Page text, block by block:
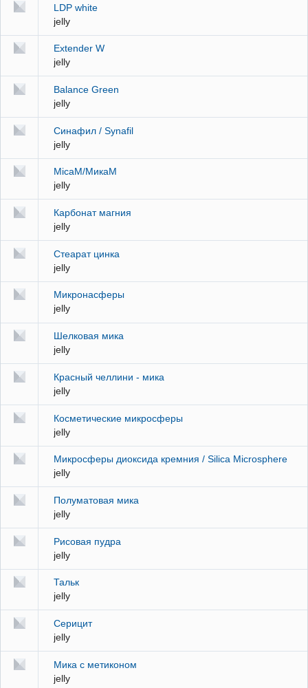
LDP white
jelly
Extender W
jelly
Balance Green
jelly
Синафил / Synafil
jelly
MicaM/МикаМ
jelly
Карбонат магния
jelly
Стеарат цинка
jelly
Микронасферы
jelly
Шелковая мика
jelly
Красный челлини - мика
jelly
Косметические микросферы
jelly
Микросферы диоксида кремния / Silica Microsphere
jelly
Полуматовая мика
jelly
Рисовая пудра
jelly
Тальк
jelly
Серицит
jelly
Мика с метиконом
jelly